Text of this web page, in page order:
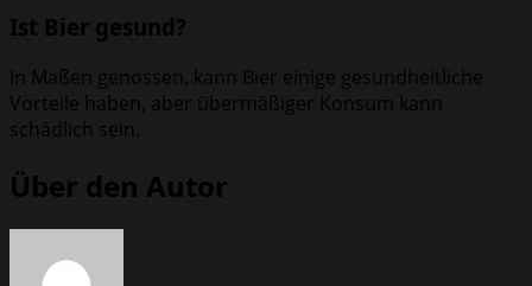
Ist Bier gesund?
In Maßen genossen, kann Bier einige gesundheitliche
Vorteile haben, aber übermäßiger Konsum kann
schädlich sein.
Über den Autor